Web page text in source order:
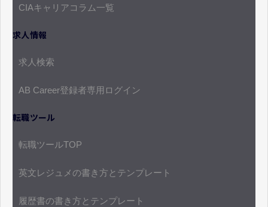
CIAキャリアコラム一覧
求人情報
求人検索
AB Career登録者専用ログイン
転職ツール
転職ツールTOP
英文レジュメの書き方とテンプレート
履歴書の書き方とテンプレート